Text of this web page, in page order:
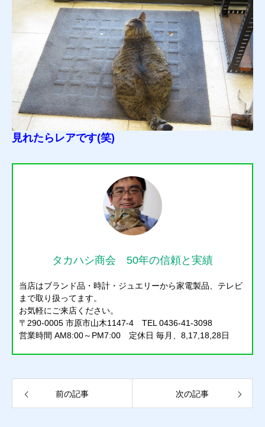
見れたらレアです(笑)
タカハシ商会 50年の信頼と実績
当店はブランド品・時計・ジュエリーから家電製品、テレビ
まで取り扱ってます。
お気軽にご来店ください。
〒290-0005 市原市山木1147-4 TEL 0436-41-3098
営業時間 AM8:00～PM7:00 定休日 毎月、8,17,18,28日
前の記事 次の記事